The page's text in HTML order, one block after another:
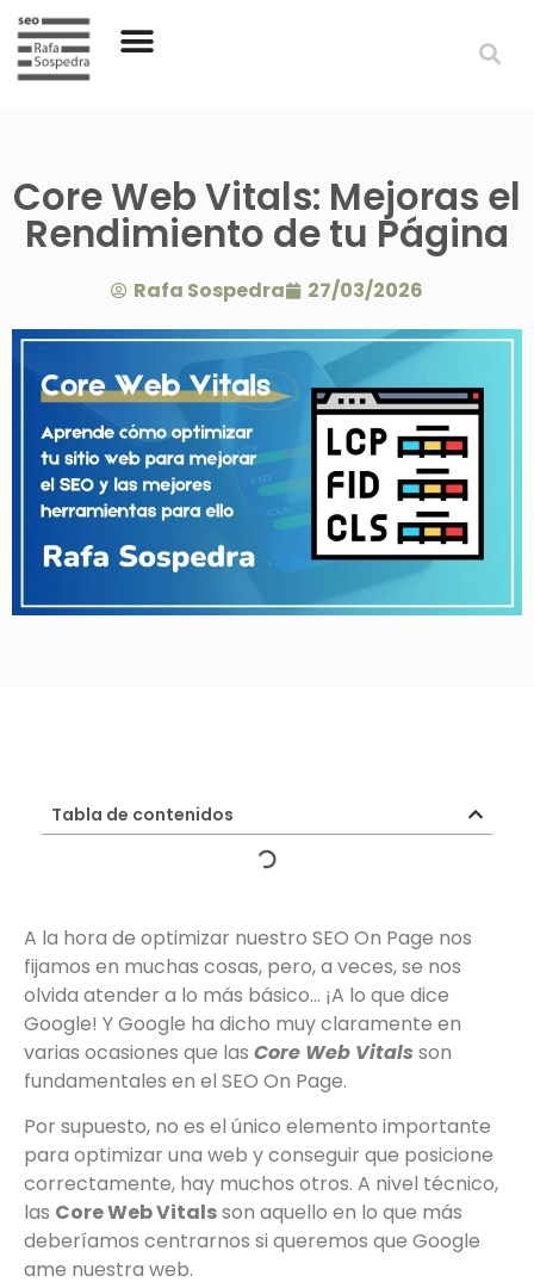
Core Web Vitals: Mejoras el
Rendimiento de tu Página
Rafa Sospedra 27/03/2026
Tabla de contenidos
A la hora de optimizar nuestro SEO On Page nos
fijamos en muchas cosas, pero, a veces, se nos
olvida atender a lo más básico… ¡A lo que dice
Google! Y Google ha dicho muy claramente en
varias ocasiones que las Core Web Vitals son
fundamentales en el SEO On Page.
Por supuesto, no es el único elemento importante
para optimizar una web y conseguir que posicione
correctamente, hay muchos otros. A nivel técnico,
las Core Web Vitalsson aquello en lo que más
deberíamos centrarnos si queremos que Google
ame nuestra web.